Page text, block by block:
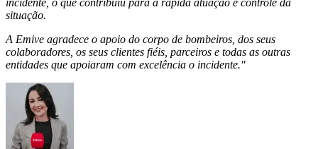
incidente, o que contribuiu para a rápida atuação e controle da
situação.
A Emive agradece o apoio do corpo de bombeiros, dos seus
colaboradores, os seus clientes fiéis, parceiros e todas as outras
entidades que apoiaram com excelência o incidente."